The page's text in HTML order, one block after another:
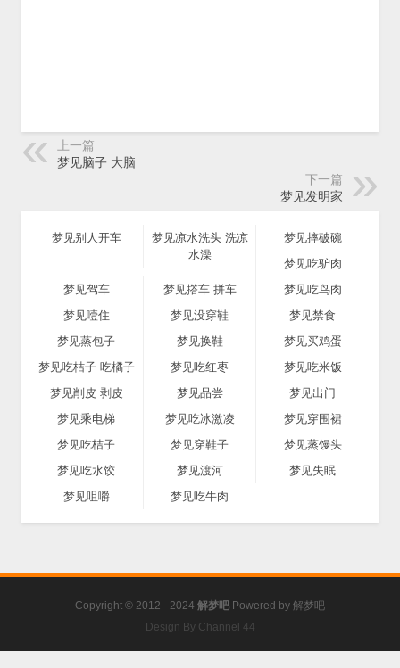
上一篇
梦见脑子 大脑
下一篇
梦见发明家
梦见别人开车
梦见凉水洗头 洗凉
水澡
梦见摔破碗
梦见吃驴肉
梦见驾车
梦见撘车 拼车
梦见吃鸟肉
梦见噎住
梦见没穿鞋
梦见禁食
梦见蒸包子
梦见换鞋
梦见买鸡蛋
梦见吃桔子 吃橘子
梦见吃红枣
梦见吃米饭
梦见削皮 剥皮
梦见品尝
梦见出门
梦见乘电梯
梦见吃冰激凌
梦见穿围裙
梦见吃桔子
梦见穿鞋子
梦见蒸馒头
梦见吃水饺
梦见渡河
梦见失眠
梦见咀嚼
梦见吃牛肉
Copyright © 2012 - 2024 解梦吧 Powered by 解梦吧
Design By Channel 44